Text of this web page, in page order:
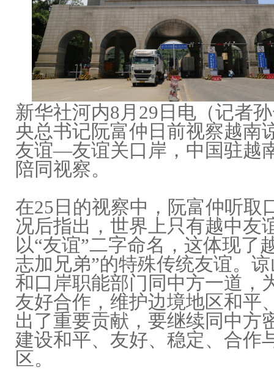
新华社河内8月29日电（记者
央总书记阮富仲日前视察越南
友谊—友谊关口岸，中国驻越
陪同视察。
在25日的视察中，阮富仲听取
况后指出，世界上只有越中
以“友谊”二字命名，这体现了
志加兄弟”的特殊传统友谊。
和口岸职能部门同中方一道，
友好合作，维护边境地区和平
出了重要贡献，要继续同中方
建设和平、友好、稳定、合作
区。